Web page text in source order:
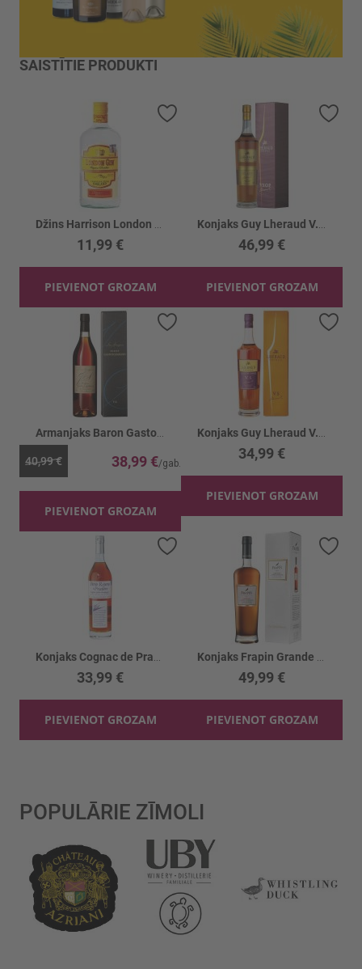
SAISTĪTIE PRODUKTI
11,99 €
PIEVIENOT GROZAM
Pievienot vēlmju sarakstam
46,99 €
PIEVIENOT GROZAM
40,99 € 38,99 €
PIEVIENOT GROZAM
Pievienot vēlmju sarakstam
34,99 €
PIEVIENOT GROZAM
33,99 €
PIEVIENOT GROZAM
Pievienot vēlmju sarakstam
49,99 €
PIEVIENOT GROZAM
POPULĀRIE ZĪMOLI